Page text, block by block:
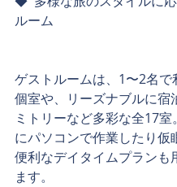
ルーム
ゲストルームは、1〜2名で
個室や、リーズナブルに宿
ミトリーなど多彩な全17室
にパソコンで作業したり仮
便利なデイタイムプランも
ます。